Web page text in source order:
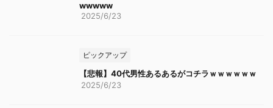
wwwww
2025/6/23
ピックアップ
【悲報】40代男性あるあるがコチラｗｗｗｗｗｗ
2025/6/23